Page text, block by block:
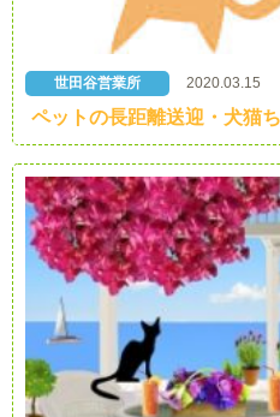
世田谷営業所 2020.03.15
ペットの長距離送迎・犬猫